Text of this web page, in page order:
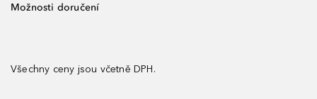
Možnosti doručení
Všechny ceny jsou včetně DPH.